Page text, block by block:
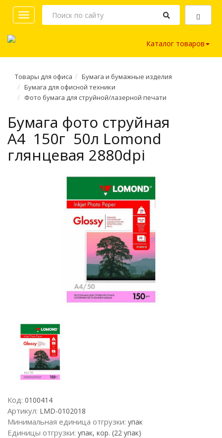
Toggle
navigation
Каталог товаров
Товары для офиса
Бумага и бумажные изделия
Бумага для офисной техники
Фото бумага для струйной/лазерной печати
Бумага фото струйная
A4 150г 50л Lomond
глянцевая 2880dpi
Код: 0100414
Артикул: LMD-0102018
Минимальная единица отгрузки: упак
Единицы отгрузки: упак, кор. (22 упак)